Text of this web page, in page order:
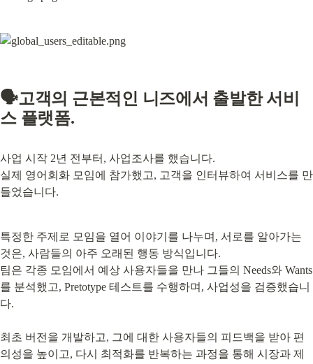
🗣️고객의 근본적인 니즈에서 출발한 서비
스 플랫폼.
사업 시작 2년 전부터, 사업조사를 했습니다.
실제 영어회화 모임에 참가했고, 고객을 인터뷰하여 서비스를 만
들었습니다.
특정한 주제로 모임을 열어 이야기를 나누며, 서로를 알아가는
것은, 사람들의 아주 오래된 행동 방식입니다.
팀은 각종 모임에서 예상 사용자들을 만나 그들의 Needs와 Wants
를 분석했고, Pretotype 테스트를 수행하며, 사업성을 검증했습니
다.
최초 버전을 개발하고, 그에 대한 사용자들의 피드백을 받아 편
의성을 높이고, 다시 최적화를 반복하는 과정을 통해 시장과 제